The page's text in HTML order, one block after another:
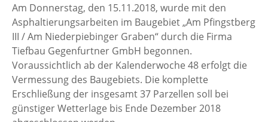
Am Donnerstag, den 15.11.2018, wurde mit den
Asphaltierungsarbeiten im Baugebiet „Am Pfingstberg
III / Am Niederpiebinger Graben“ durch die Firma
Tiefbau Gegenfurtner GmbH begonnen.
Voraussichtlich ab der Kalenderwoche 48 erfolgt die
Vermessung des Baugebiets. Die komplette
Erschließung der insgesamt 37 Parzellen soll bei
günstiger Wetterlage bis Ende Dezember 2018